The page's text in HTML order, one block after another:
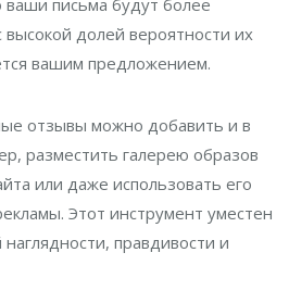
письма будут более
высокой долей вероятности их
вашим предложением.
отзывы можно добавить и в
разместить галерею образов
или даже использовать его
Этот инструмент уместен
правдивости и